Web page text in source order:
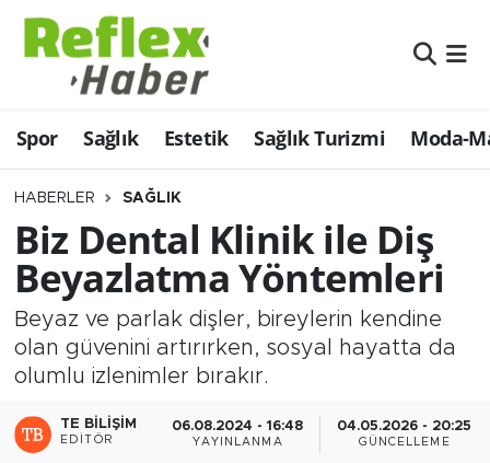
Spor Sağlık Estetik Sağlık Turizmi Moda-
HABERLER SAĞLIK
Biz Dental Klinik ile Diş
Beyazlatma Yöntemleri
Beyaz ve parlak dişler, bireylerin kendine
olan güvenini artırırken, sosyal hayatta da
olumlu izlenimler bırakır.
TE BILIŞIM
EDITÖR
06.08.2024 - 16:48
YAYINLANMA
04.05.2026 - 20:25
GÜNCELLEME
Eğitim
Estetik
Firmalardan
Güncel
İş ve Ekonomi
Moda-Magazin-Eğlence
Sağlık
Nöbetçi Eczaneler
Hava Durumu
Namaz Vakitleri
Trafik Durumu
Şampiyonlar Ligi Puan Durumu ve Fikstür
Tüm Manşetler
Son Dakika Haberleri